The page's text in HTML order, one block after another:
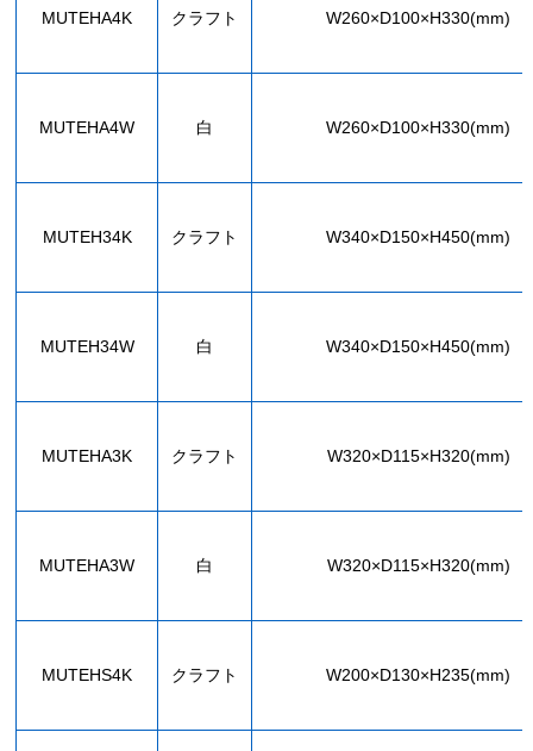
MUTEHA4K クラフト W260×D100×H330(mm)
MUTEHA4W 白 W260×D100×H330(mm)
MUTEH34K クラフト W340×D150×H450(mm)
MUTEH34W 白 W340×D150×H450(mm)
MUTEHA3K クラフト W320×D115×H320(mm)
MUTEHA3W 白 W320×D115×H320(mm)
MUTEHS4K クラフト W200×D130×H235(mm)